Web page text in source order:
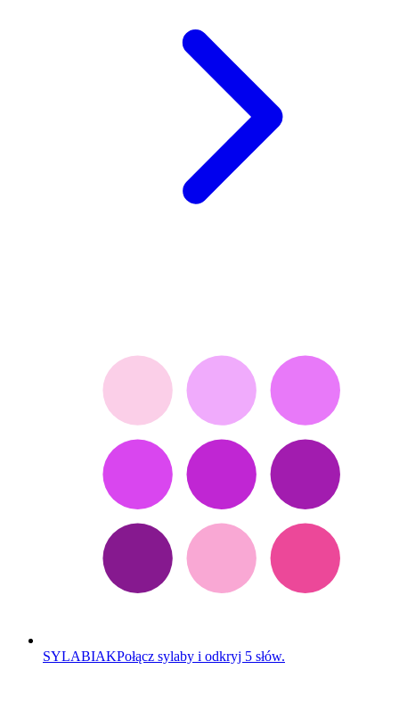
SYLABIAKPołącz sylaby i odkryj 5 słów.